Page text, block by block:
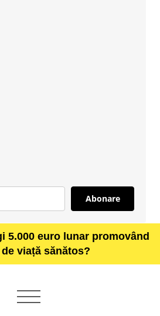
Abonare
5.000 euro lunar promovând
viață sănătos?